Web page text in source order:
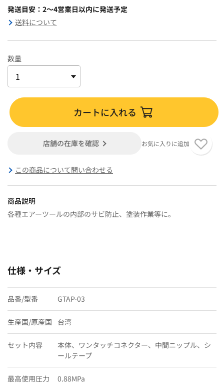
発送目安：2～4営業日以内に発送予定
送料について
数量
カートに入れる
店舗の在庫を確認 お気に入りに追加
この商品について問い合わせる
商品説明
各種エアーツールの内部のサビ防止、塗装作業等に。
仕様・サイズ
品番/型番 GTAP-03
生産国/原産国 台湾
セット内容
本体、ワンタッチコネクター、中間ニップル、シ
ールテープ
最高使用圧力 0.88MPa